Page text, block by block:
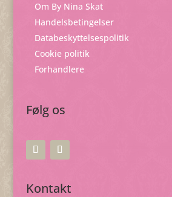
Om By Nina Skat
Handelsbetingelser
Databeskyttelsespolitik
Cookie politik
Forhandlere
Følg os
Kontakt